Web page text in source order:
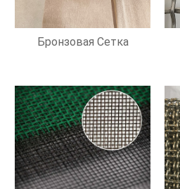
Бронзовая Сетка